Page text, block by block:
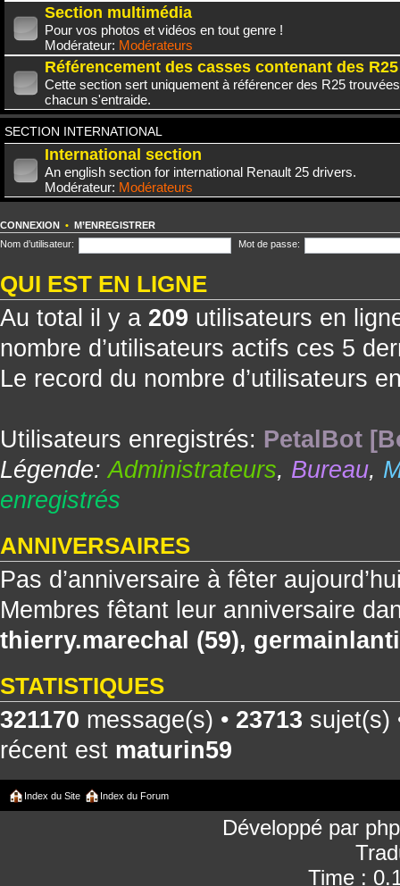
Section multimédia
Pour vos photos et vidéos en tout genre !
Modérateur: Modérateurs
Référencement des casses contenant des R25
Cette section sert uniquement à référencer des R25
chacun s'entraide.
SECTION INTERNATIONAL
International section
An english section for international Renault 25 drivers.
Modérateur: Modérateurs
CONNEXION • M’ENREGISTRER
Nom d’utilisateur:
Mot de passe:
QUI EST EN LIGNE
Au total il y a 209 utilisateurs en
nombre d’utilisateurs actifs ces 5
Le record du nombre d’utilisateurs
Utilisateurs enregistrés: PetalBot
Légende:Administrateurs, Bureau,
enregistrés
ANNIVERSAIRES
Pas d’anniversaire à fêter
Membres fêtant leur anniversaire
thierry.marechal (59),
STATISTIQUES
321170 message(s) • 23713 sujet(s)
récent est maturin59
Index du Site Index du Forum
Développé par
Time :